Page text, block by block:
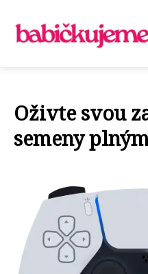
Oživte svou
semeny